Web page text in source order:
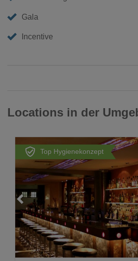
Gala
Incentive
Locations in der
Top Hygienekonzept
Loading...